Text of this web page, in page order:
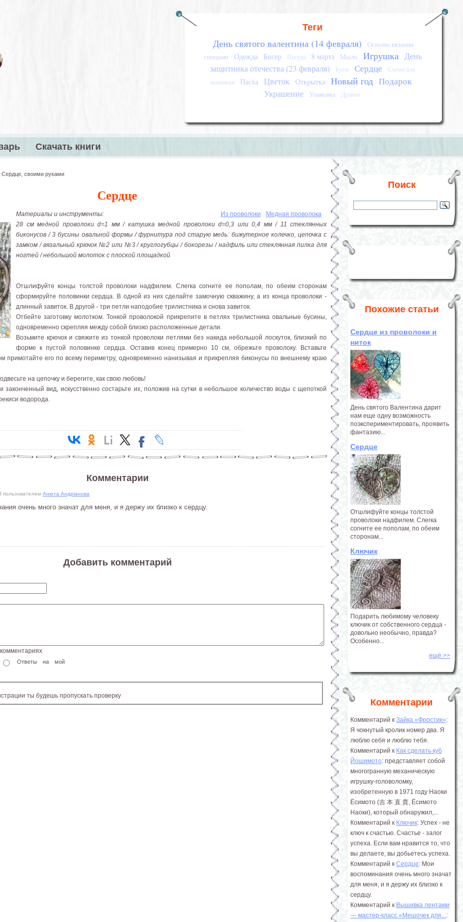
Теги
День святого валентина (14 февраля)
Основы вязания
спицами
Одежда Бисер Посуда 8 марта Мыло Игрушка День
защитника отечества (23 февраля)
Бусы Сердце
Схема для
вышивки
Пасха Цветок Открытка Новый год Подарок
Украшение Упаковка Дракон
Скачать книги
Сердце, своими руками
Сердце
Медная проволока
Из проволоки
Материалы и инструменты:
28 см медной проволоки d=1 мм / катушка медной проволоки d=0,3 или 0,4 мм / 11 стеклянных
биконусов / 3 бусины овальной формы / фурнитура под старую медь: бижутерное колечко, цепочка с
замком / вязальный крючок №2 или №3 / круглогубцы / бокорезы / надфиль или стеклянная пилка для
ногтей / небольшой молоток с плоской площадкой
Отшлифуйте концы толстой проволоки надфилем. Слегка согните ее пополам, по обеим сторонам
сформируйте половинки сердца. В одной из них сделайте замочную скважину, а из конца проволоки -
длинный завиток. В другой - три петли наподобие трилистника и снова завиток.
Отбейте заготовку молотком. Тонкой проволокой прикрепите в петлях трилистника овальные бусины,
одновременно скрепляя между собой близко расположенные детали.
Возьмите крючок и свяжите из тонкой проволоки петлями без накида небольшой лоскуток, близкий по
форме к пустой половинке сердца. Оставив конец примерно 10 см, обрежьте проволоку. Вставьте
примотайте его по всему периметру, одновременно нанизывая и прикрепляя биконусы по внешнему краю
на цепочку и берегите, как свою любовь!
вид, искусственно состарьте их, положив на сутки в небольшое количество воды с щепоткой
водорода.
Комментарии
пользователем Анюта Андріанова
очень много значат для меня, и я держу их близко к сердцу.
Добавить комментарий
Ответы на мой
ты будешь пропускать проверку
Поиск
Похожие статьи
Сердце из проволоки и
ниток
День святого Валентина дарит
нам еще одну возможность
поэкспериментировать, проявить
фантазию...
Сердце
Отшлифуйте концы толстой
проволоки надфилем. Слегка
согните ее пополам, по обеим
сторонам...
Ключик
Подарить любимому человеку
ключик от собственного сердца -
довольно необычно, правда?
Особенно...
ещё >>
Комментарии
Комментарий к Зайка «Фростик»:
Я чокнутый кролик номер два. Я
люблю себя и люблю тебя.
Комментарий к Как сделать куб
Йошимото: представляет собой
многогранную механическую
игрушку-головоломку,
изобретенную в 1971 году Наоки
Ёсимото (吉 本 直 貴, Ёсимото
Наоки), который обнаружил,...
Комментарий к Ключик: Успех - не
ключ к счастью. Счастье - залог
успеха. Если вам нравится то, что
вы делаете, вы добьетесь успеха.
Комментарий к Сердце: Мои
воспоминания очень много значат
для меня, и я держу их близко к
сердцу.
Комментарий к Вышивка лентами
― мастер-класс «Мешочек для...: